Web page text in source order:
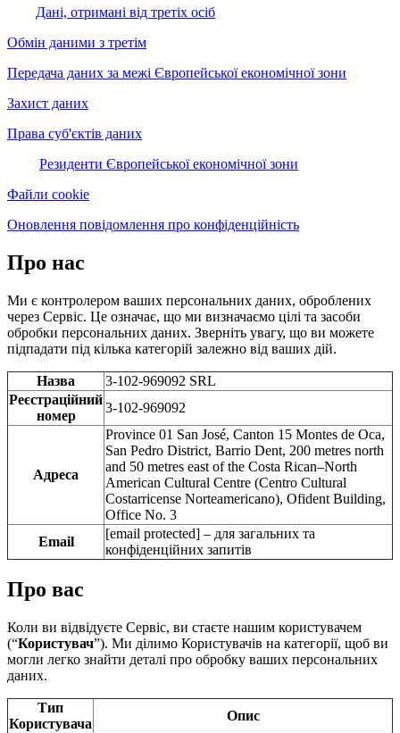
Дані, отримані від третіх осіб
Обмін даними з третім
Передача даних за межі Європейської економічної зони
Захист даних
Права суб'єктів даних
Резиденти Європейської економічної зони
Файли cookie
Оновлення повідомлення про конфіденційність
Про нас
Ми є контролером ваших персональних даних, оброблених
через Сервіс. Це означає, що ми визначаємо цілі та засоби
обробки персональних даних. Зверніть увагу, що ви можете
підпадати під кілька категорій залежно від ваших дій.
Назва
3-102-969092 SRL
Реєстраційний
номер
3-102-969092
Адреса
Province 01 San José, Canton 15 Montes de Oca,
San Pedro District, Barrio Dent, 200 metres north
and 50 metres east of the Costa Rican–North
American Cultural Centre (Centro Cultural
Costarricense Norteamericano), Ofident Building,
Office No. 3
Email
[email protected] – для загальних та
конфіденційних запитів
Про вас
Коли ви відвідуєте Сервіс, ви стаєте нашим користувачем
(“Користувач”). Ми ділимо Користувачів на категорії, щоб ви
могли легко знайти деталі про обробку ваших персональних
даних.
Тип
Користувача
Опис